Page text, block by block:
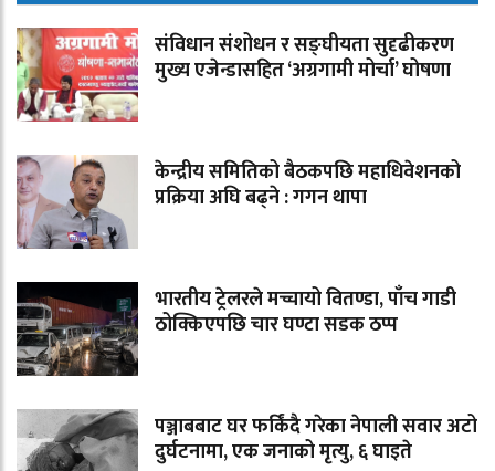
संविधान संशोधन र सङ्घीयता सुदृढीकरण
मुख्य एजेन्डासहित ‘अग्रगामी मोर्चा’ घोषणा
केन्द्रीय समितिको बैठकपछि महाधिवेशनको
प्रक्रिया अघि बढ्ने : गगन थापा
भारतीय ट्रेलरले मच्चायो वितण्डा, पाँच गाडी
ठोक्किएपछि चार घण्टा सडक ठप्प
पञ्जाबबाट घर फर्किंदै गरेका नेपाली सवार अटो
दुर्घटनामा, एक जनाको मृत्यु, ६ घाइते